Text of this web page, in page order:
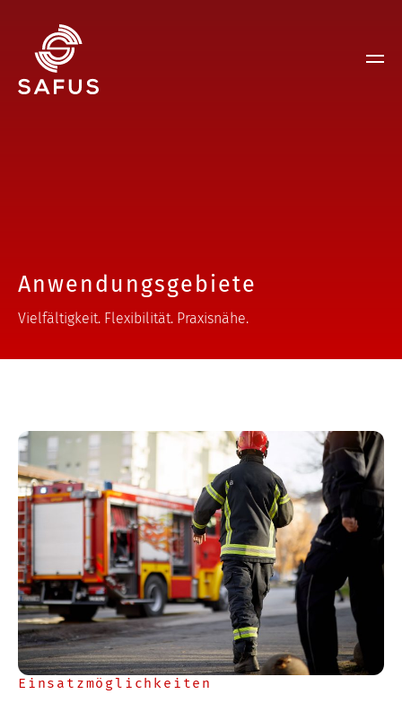
Anwendungsgebiete
Vielfältigkeit. Flexibilität. Praxisnähe.
Einsatzmöglichkeiten